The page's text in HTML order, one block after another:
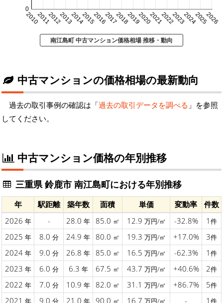
20102011201220132014201520162017201820192020202120222023202420252026
0
南江島町 中古マンション価格相場 推移・動向
中古マンションの価格相場の最新動向
過去の取引事例の確認は「過去の取引データを調べる 」を参照
してください。
中古マンション価格の年別推移
三重県 鈴鹿市 南江島町における年別推移
年 駅距離 築年数 面積 単価 変動率
件数
2026 年 - 28.0 年 85.0 ㎡ 12.9 万円/㎡ -32.8% 1 件
2025 年 8.0 分 24.9 年 80.0 ㎡ 19.3 万円/㎡ +17.0% 3件
2024 年 9.0 分 26.8 年 85.0 ㎡ 16.5 万円/㎡ -62.3% 1 件
2023 年 6.0 分 6.3 年 67.5 ㎡ 43.7 万円/㎡ +40.6% 2件
2022 年 7.0 分 10.9 年 82.0 ㎡ 31.1 万円/㎡ +86.7% 5件
2021 年 9.0 分 21.0 年 90.0 ㎡ 16.7 万円/㎡ - 1 件